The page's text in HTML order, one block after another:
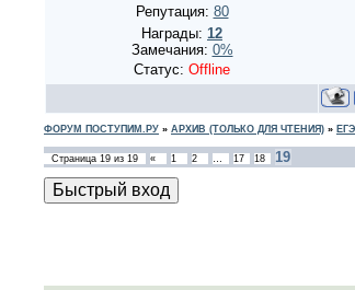
Репутация: 80
Награды: 12
Замечания: 0%
Статус: Offline
ФОРУМ ПОСТУПИМ.РУ » АРХИВ (ТОЛЬКО ДЛЯ ЧТЕНИЯ) »
Страница 19 из 19 « 1 2 … 17 18
19